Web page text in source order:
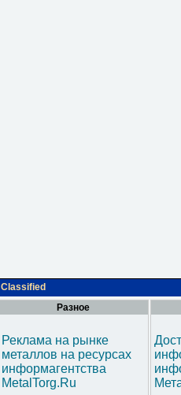
Classified
Разное
Реклама на рынке
металлов на ресурсах
информагентства
MetalTorg.Ru